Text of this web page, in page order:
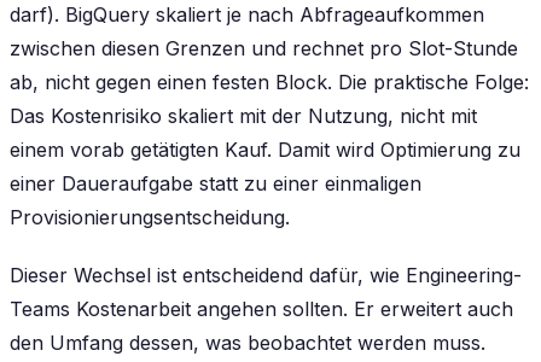
darf). BigQuery skaliert je nach Abfrageaufkommen
zwischen diesen Grenzen und rechnet pro Slot-Stunde
ab, nicht gegen einen festen Block. Die praktische Folge:
Das Kostenrisiko skaliert mit der Nutzung, nicht mit
einem vorab getätigten Kauf. Damit wird Optimierung zu
einer Daueraufgabe statt zu einer einmaligen
Provisionierungsentscheidung.
Dieser Wechsel ist entscheidend dafür, wie Engineering-
Teams Kostenarbeit angehen sollten. Er erweitert auch
den Umfang dessen, was beobachtet werden muss.